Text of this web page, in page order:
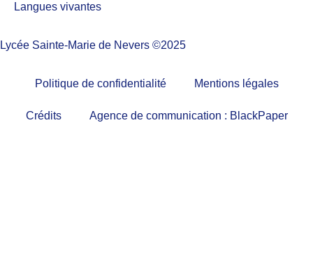
Langues vivantes
Lycée Sainte-Marie de Nevers ©2025
Politique de confidentialité Mentions légales
Crédits Agence de communication : BlackPaper